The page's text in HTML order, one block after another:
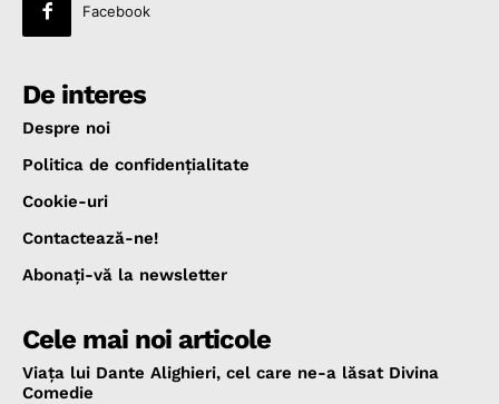
Facebook
De interes
Despre noi
Politica de confidenţialitate
Cookie-uri
Contactează-ne!
Abonaţi-vă la newsletter
Cele mai noi articole
Viața lui Dante Alighieri, cel care ne-a lăsat Divina
Comedie